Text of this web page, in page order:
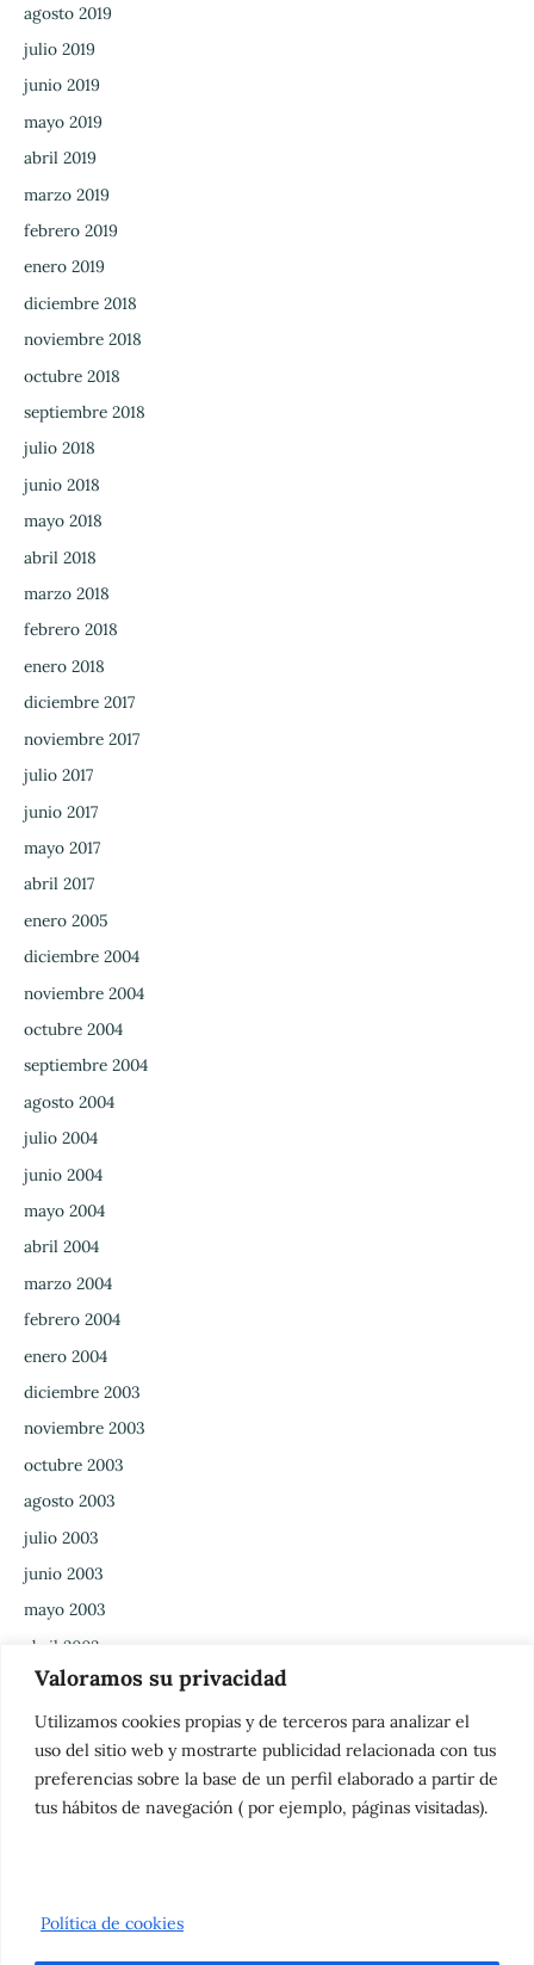
Valoramos su privacidad
Utilizamos cookies propias y de terceros para analizar el
uso del sitio web y mostrarte publicidad relacionada con tus
preferencias sobre la base de un perfil elaborado a partir de
tus hábitos de navegación ( por ejemplo, páginas visitadas).
Política de cookies
agosto 2019
julio 2019
junio 2019
mayo 2019
abril 2019
marzo 2019
febrero 2019
enero 2019
diciembre 2018
noviembre 2018
octubre 2018
septiembre 2018
julio 2018
junio 2018
mayo 2018
abril 2018
marzo 2018
febrero 2018
enero 2018
diciembre 2017
noviembre 2017
julio 2017
junio 2017
mayo 2017
abril 2017
enero 2005
diciembre 2004
noviembre 2004
octubre 2004
septiembre 2004
agosto 2004
julio 2004
junio 2004
mayo 2004
abril 2004
marzo 2004
febrero 2004
enero 2004
diciembre 2003
noviembre 2003
octubre 2003
agosto 2003
julio 2003
junio 2003
mayo 2003
abril 2003
marzo 2003
febrero 2003
enero 2003
diciembre 2002